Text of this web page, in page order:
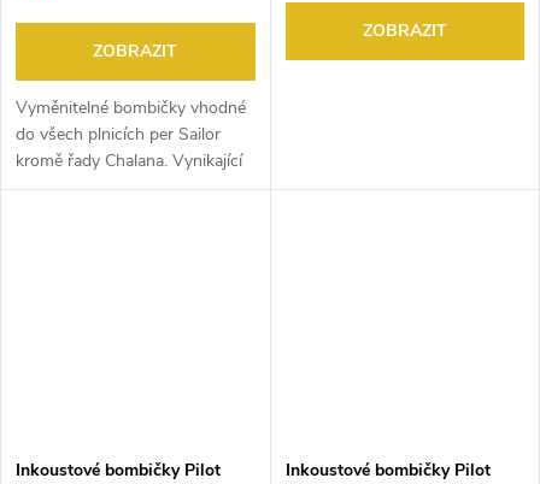
ZOBRAZIT
Vyměnitelné bombičky vhodné
do všech plnicích per Sailor
kromě řady Chalana. Vynikající
pigmentový inkoust tmavě
ZOBRAZIT
Inkoustové bombičky Pilot
Inkoustové bombičky Pilot